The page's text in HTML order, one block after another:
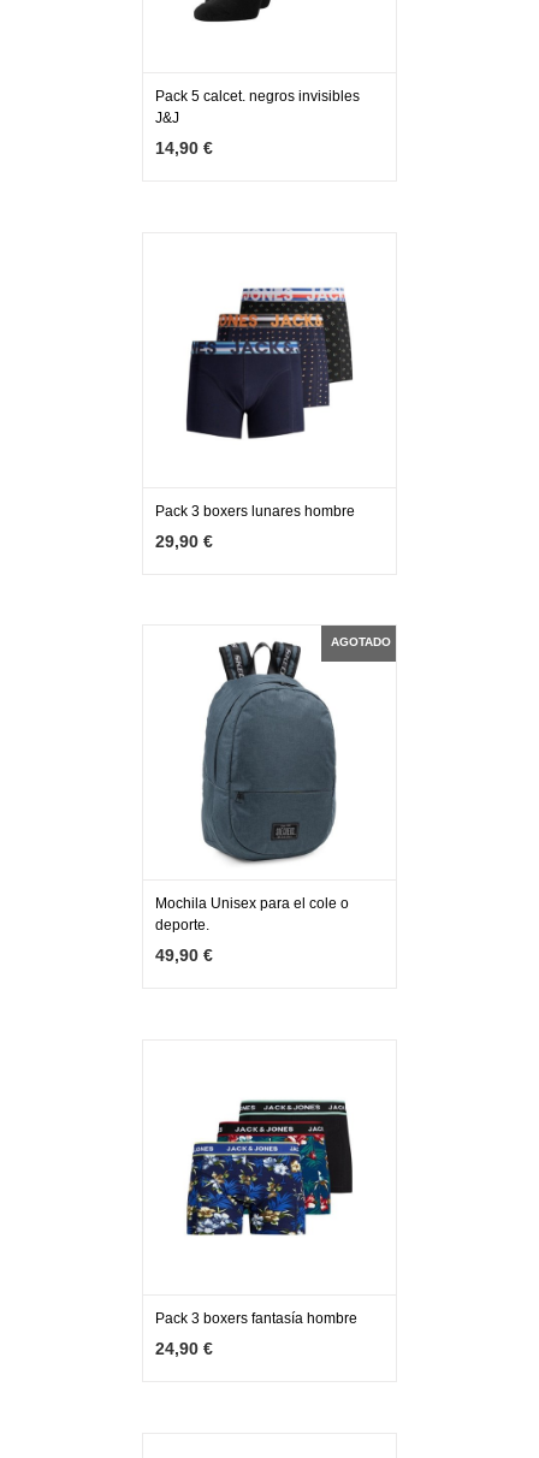
AÑADIR
Pack 5 calcet. negros invisibles
J&J
14,90 €
VER OPCIONES
Pack 3 boxers lunares hombre
29,90 €
AGOTADO
AGOTADO
Mochila Unisex para el cole o
deporte.
49,90 €
VER OPCIONES
Pack 3 boxers fantasía hombre
24,90 €